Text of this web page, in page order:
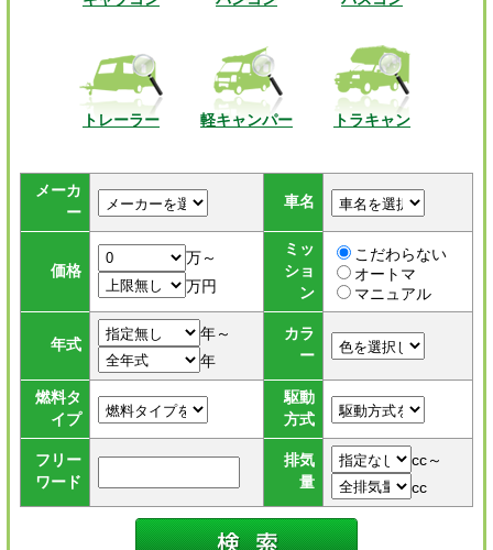
トレーラー 軽キャンパー トラキャン
メーカ
ー
車名
価格
万～
万円
ミッ
ショ
ン
こだわらない
オートマ
マニュアル
年式
年～
年
カラ
ー
燃料タ
イプ
駆動
方式
フリー
ワード
排気
量
cc～
cc